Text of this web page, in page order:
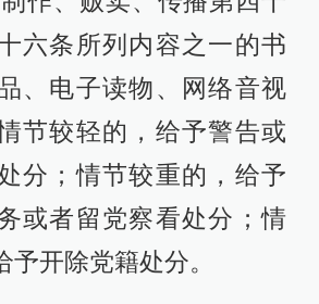
六条所列内容之一的书
、电子读物、网络音视
节较轻的，给予警告或
分；情节较重的，给予
或者留党察看处分；情
开除党籍处分。